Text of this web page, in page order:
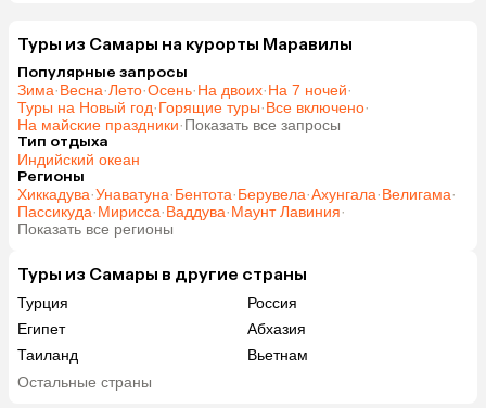
Туры из Самары на курорты Маравилы
Популярные запросы
Зима·Весна·Лето·Осень·На двоих·На 7 ночей·
Туры на Новый год·Горящие туры·Все включено·
На майские праздники·Показать все запросы
Тип отдыха
Индийский океан
Регионы
Хиккадува·Унаватуна·Бентота·Берувела·Ахунгала·Велигама·
Пассикуда·Мирисса·Ваддува·Маунт Лавиния·
Показать все регионы
Туры из Самары в другие страны
Турция
Россия
Египет
Абхазия
Таиланд
Вьетнам
ОАЭ
Остальные страны